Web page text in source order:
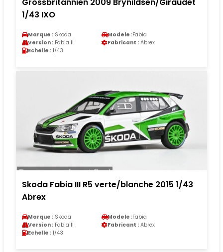
Grossbritannien 2009 Brynildsen/Giraudet
1/43 IXO
Marque : Skoda Modele :Fabia
Version : Fabia II Fabricant : Abrex
Echelle : 1/43
Skoda Fabia III R5 verte/blanche 2015 1/43
Abrex
Marque : Skoda Modele :Fabia
Version : Fabia II Fabricant : Abrex
Echelle : 1/43